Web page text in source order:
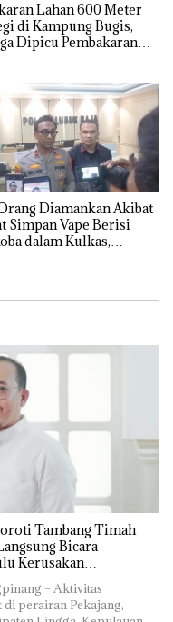
Lahan 600 Meter
di Kampung Bugis,
Dipicu Pembakaran
Diamankan Akibat
Simpan Vape Berisi
dalam Kulkas,
Tambang Timah
Bicara
Kerusakan
– Aktivitas
perairan Pekajang,